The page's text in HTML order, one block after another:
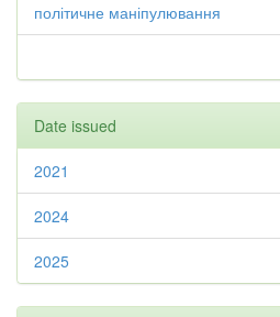
політичне маніпулювання
Date issued
2021
2024
2025